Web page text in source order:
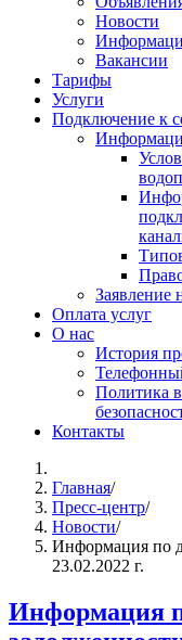
Новости
Вакансии
Тарифы
Услуги
Подключение к
Заявление
Оплата услуг
О нас
История
Политика
Контакты
Главная/
Пресс-центр/
Новости/
Информация по
23.02.2022 г.
Информация